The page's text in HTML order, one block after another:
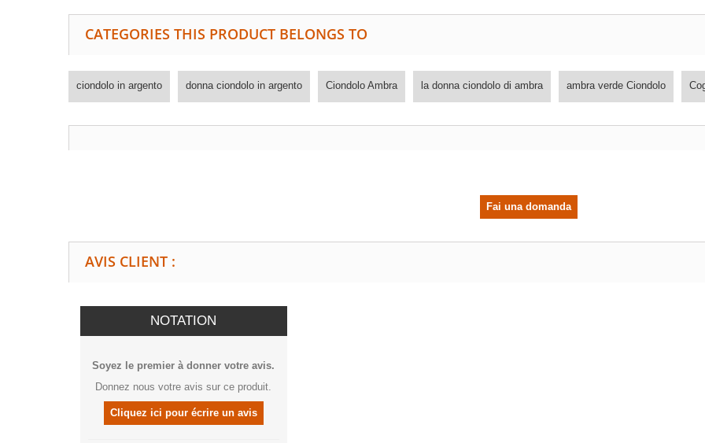
CATEGORIES THIS PRODUCT BELONGS TO
ciondolo in argento donna ciondolo in argento Ciondolo Ambra la donna ciondolo di ambra ambra verde Ciondolo
Fai una domanda
AVIS CLIENT :
NOTATION
Soyez le premier à donner votre avis.
Donnez nous votre avis sur ce produit.
Cliquez ici pour écrire un avis